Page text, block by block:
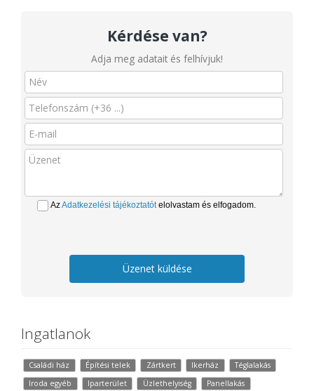
Kérdése van?
Adja meg adatait és felhívjuk!
AzAdatkezelési tájékoztatótelolvastam és elfogadom.
Üzenet küldése
Ingatlanok
Családi ház Építési telek Zártkert Ikerház
Téglalakás
Iroda egyéb
Iparterület Üzlethelyiség
Panellakás